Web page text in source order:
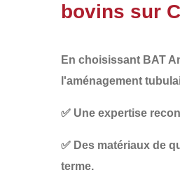
bovins sur
En choisissant BAT
l'aménagement
✅ Une expertise
✅ Des matériaux de
terme.